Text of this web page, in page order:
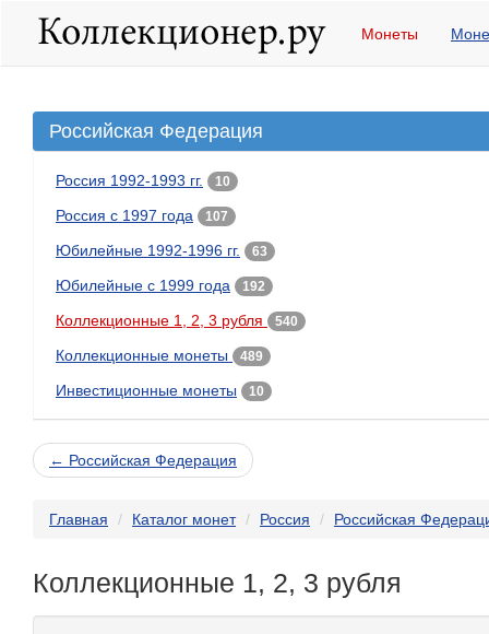
Монеты
Российская Федерация
Россия 1992-1993 гг. 10
Россия с 1997 года 107
Юбилейные 1992-1996 гг. 63
Юбилейные с 1999 года 192
Коллекционные 1, 2, 3 рубля 540
Коллекционные монеты 489
Инвестиционные монеты 10
← Российская Федерация
Главная Каталог монет Россия Российская
Коллекционные 1, 2, 3 рубля